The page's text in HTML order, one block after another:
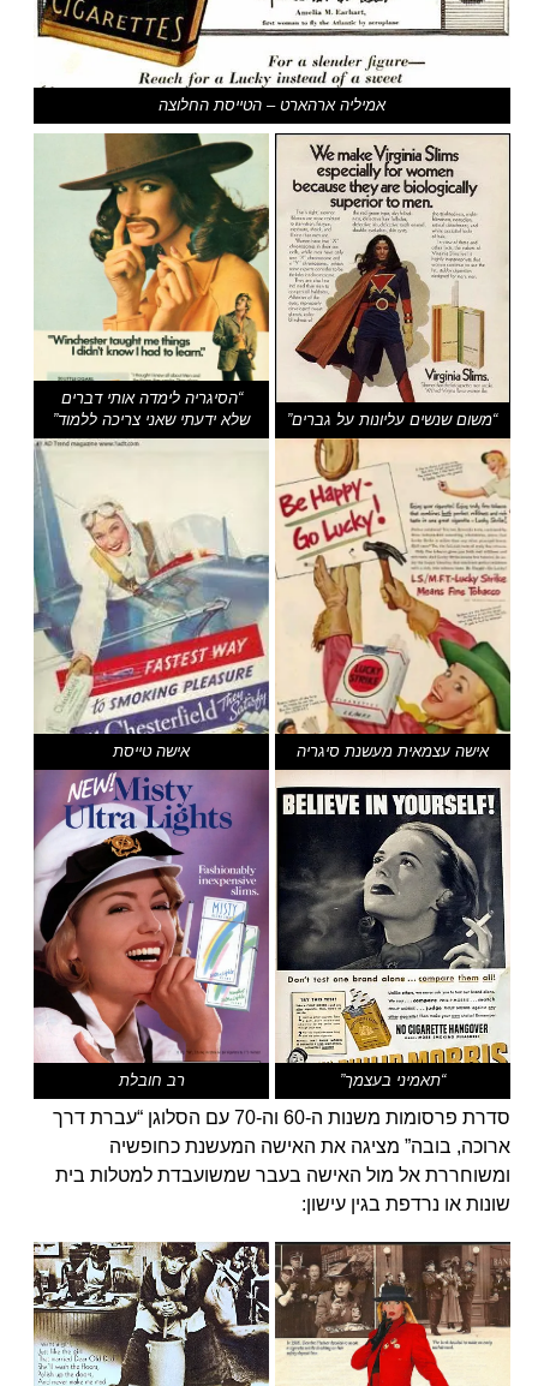
אמיליה ארהארט – הטייסת החלוצה
“משום שנשים עליונות על גברים”
“הסיגריה לימדה אותי דברים
שלא ידעתי שאני צריכה ללמוד”
אישה עצמאית מעשנת סיגריה אישה טייסת
“תאמיני בעצמך” רב חובלת
סדרת פרסומות משנות ה-60 וה-70 עם הסלוגן “עברת דרך
ארוכה, בובה” מציגה את האישה המעשנת כחופשיה
ומשוחררת אל מול האישה בעבר שמשועבדת למטלות בית
שונות או נרדפת בגין עישון: